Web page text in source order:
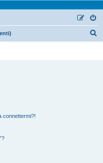
connettermi?!